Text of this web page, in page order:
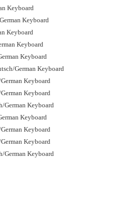
Keyboard
Keyboard
Keyboard
Keyboard
Keyboard
German Keyboard
Keyboard
Keyboard
German Keyboard
Keyboard
Keyboard
Keyboard
German Keyboard